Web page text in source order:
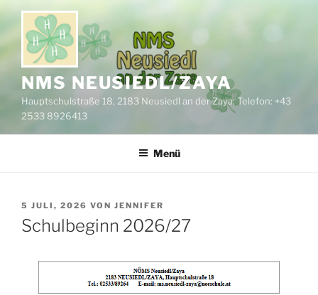
Zum
springen
NMS NEUSIEDL/ZAYA
Hauptschulstraße 18, 2183 Neusiedl an der Zaya; Telefon: +43
2533 8926413
Menü
VERÖFFENTLICHT
AM
5 JULI, 2026 VON JENNIFER
Schulbeginn 2026/27